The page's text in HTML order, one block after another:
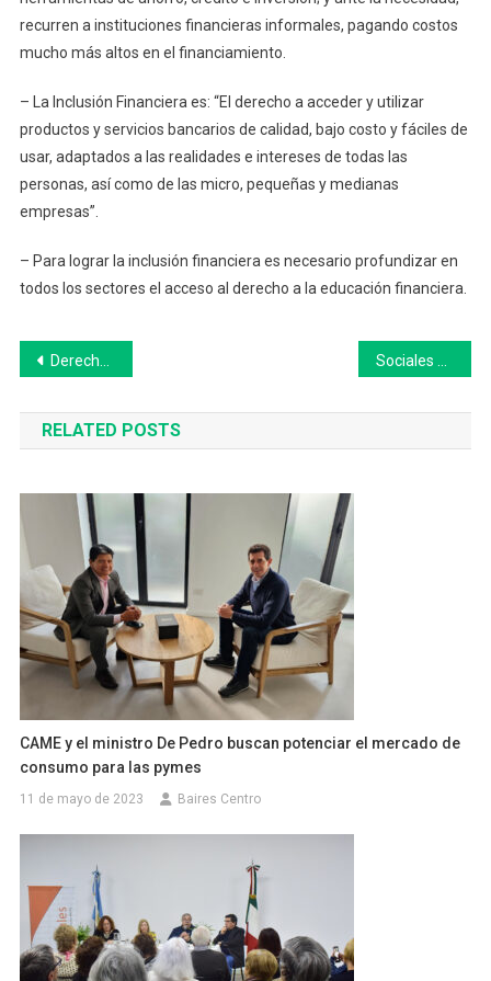
recurren a instituciones financieras informales, pagando costos
mucho más altos en el financiamiento.
– La Inclusión Financiera es: “El derecho a acceder y utilizar
productos y servicios bancarios de calidad, bajo costo y fáciles de
usar, adaptados a las realidades e intereses de todas las
personas, así como de las micro, pequeñas y medianas
empresas”.
– Para lograr la inclusión financiera es necesario profundizar en
todos los sectores el acceso al derecho a la educación financiera.
Navegación
de
entradas
Derecho del consumidor: cambian las multas que pagan las empresas
RELATED POSTS
CAME y el ministro De Pedro buscan potenciar el mercado de
consumo para las pymes
11 de mayo de 2023 Baires Centro